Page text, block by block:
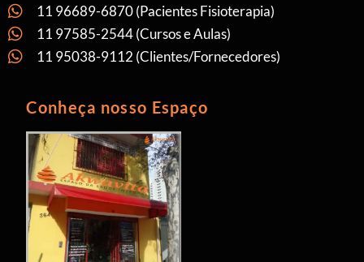
11 96689-6870 (Pacientes Fisioterapia)
11 97585-2544 (Cursos e Aulas)
11 95038-9112 (Clientes/Fornecedores)
Conheça nosso Espaço